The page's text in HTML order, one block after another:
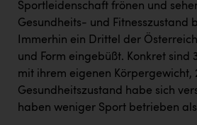
Sportleidenschaft frönen und
Gesundheits- und Fitnesszustand
Immerhin ein Drittel der
und Form eingebüßt. Konkret sind
mit ihrem eigenen Körpergewicht,
Gesundheitszustand habe sich
haben weniger Sport betrieben